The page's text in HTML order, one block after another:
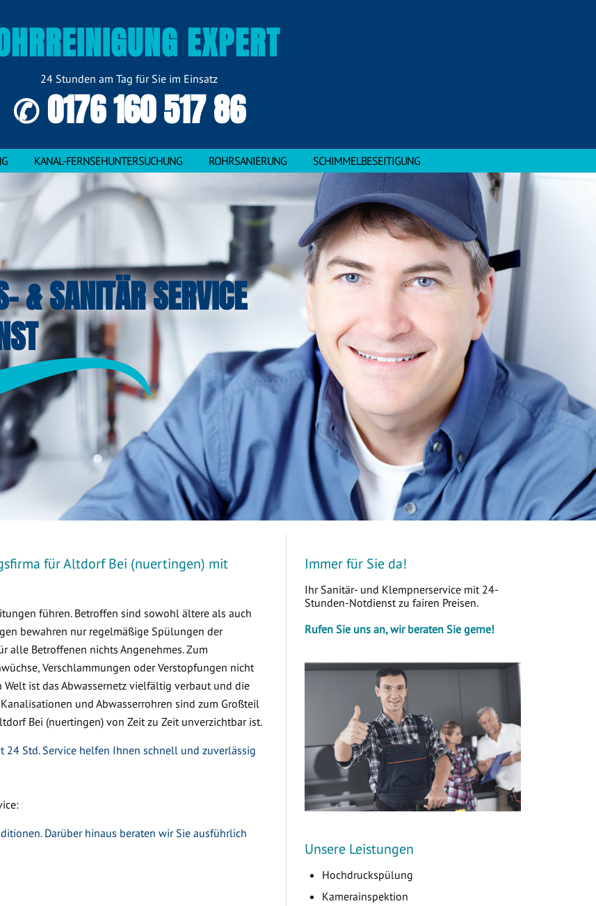
EXPERT
24 Stunden am Tag für Sie im Einsatz
✆ 0176 160 517 86
KANAL-FERNSEHUNTERSUCHUNG ROHRSANIERUNG SCHIMMELBESEITIGUNG
& SANITÄR SERVICE
für Altdorf Bei (nuertingen) mit
führen. Betroffen sind sowohl ältere als auch
bewahren nur regelmäßige Spülungen der
alle Betroffenen nichts Angenehmes. Zum
Verschlammungen oder Verstopfungen nicht
ist das Abwassernetz vielfältig verbaut und die
und Abwasserrohren sind zum Großteil
Bei (nuertingen) von Zeit zu Zeit unverzichtbar ist.
Std. Service helfen Ihnen schnell und zuverlässig
Darüber hinaus beraten wir Sie ausführlich
Immer für Sie da!
Ihr Sanitär- und Klempnerservice mit 24-
Stunden-Notdienst zu fairen Preisen.
Rufen Sie uns an, wir beraten Sie gerne!
Unsere Leistungen
Hochdruckspülung
Kamerainspektion